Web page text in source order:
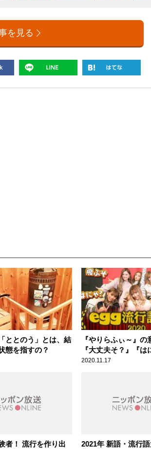
を見る
ととのう」とは、結
態を指すの？
『やりらふぃ～』
『大丈夫そ？』『は
タも紹介
2020.11.17
者！ 流行を作り出
2021年 新語・流行